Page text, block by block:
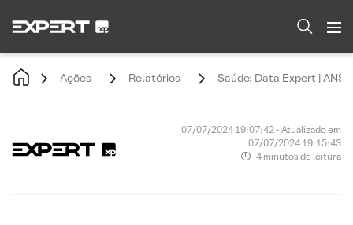
Ações Relatórios Saúde: Data Expert | ANS
07/07/2024 19:07:42 • Atualizado em
07/07/2024 19:15:43
4 minutos de leitura